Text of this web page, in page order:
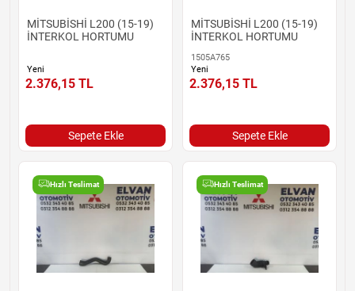
MİTSUBİSHİ L200 (15-19)
İNTERKOL HORTUMU
Yeni
2.376,15 TL
Sepete Ekle
MİTSUBİSHİ L200 (15-19)
İNTERKOL HORTUMU
1505A765
Yeni
2.376,15 TL
Sepete Ekle
Hızlı Teslimat Hızlı Teslimat